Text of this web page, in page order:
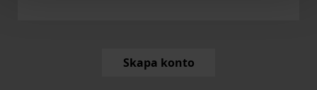
Skapa konto